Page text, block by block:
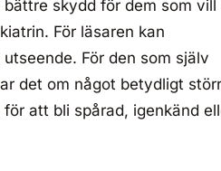
skydd för dem som vill
För läsaren kan
För den som själv
det om något betydligt
att bli spårad, igenkänd